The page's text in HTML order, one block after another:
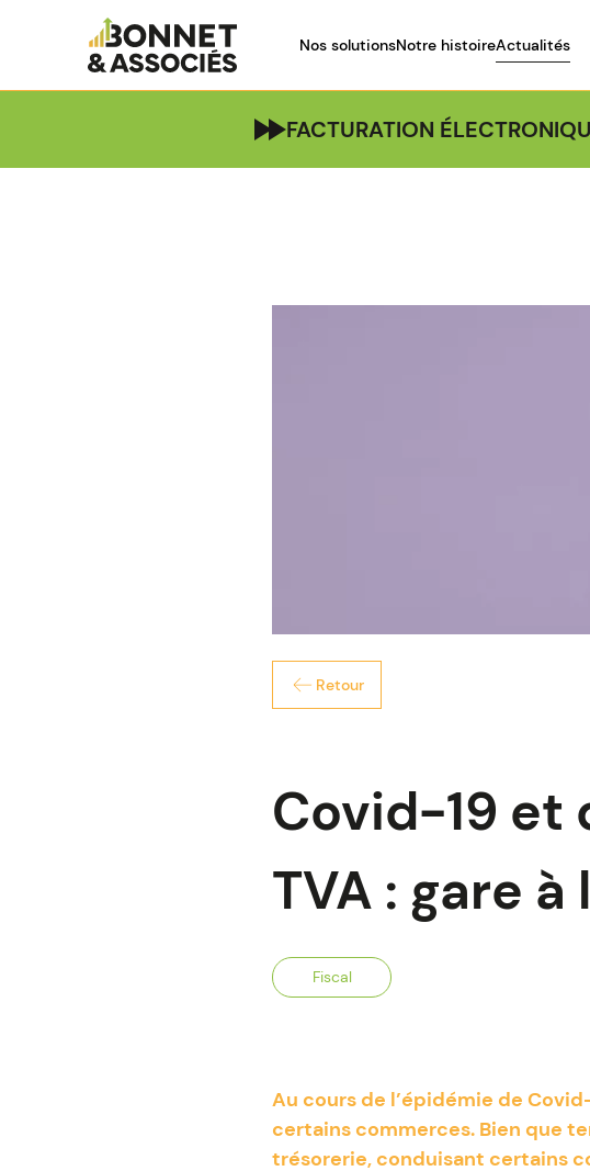
Nos solutionsNotre histoireActualités
FACTURATION
Retour
Covid-19
TVA : gare
Fiscal
Au cours de l’épidémie de
certains commerces. Bien que
trésorerie, conduisant certains